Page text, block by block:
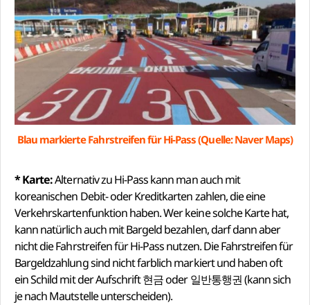
Blau markierte Fahrstreifen für Hi-Pass (Quelle: Naver Maps)
* Karte:Alternativ zu Hi-Pass kann man auch mit
koreanischen Debit- oder Kreditkarten zahlen, die eine
Verkehrskartenfunktion haben. Wer keine solche Karte hat,
kann natürlich auch mit Bargeld bezahlen, darf dann aber
nicht die Fahrstreifen für Hi-Pass nutzen. Die Fahrstreifen für
Bargeldzahlung sind nicht farblich markiert und haben oft
ein Schild mit der Aufschrift 현금 oder 일반통행권 (kann sich
je nach Mautstelle unterscheiden).